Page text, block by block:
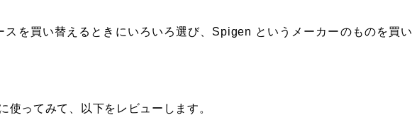
スを買い替えるときにいろいろ選び、Spigen というメーカーのものを買い
使ってみて、以下をレビューします。